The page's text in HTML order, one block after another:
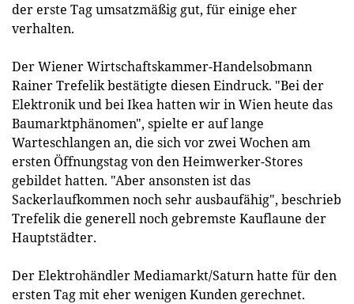
der erste Tag umsatzmäßig gut, für einige eher
verhalten.
Der Wiener Wirtschaftskammer-Handelsobmann
Rainer Trefelik bestätigte diesen Eindruck. "Bei der
Elektronik und bei Ikea hatten wir in Wien heute das
Baumarktphänomen", spielte er auf lange
Warteschlangen an, die sich vor zwei Wochen am
ersten Öffnungstag von den Heimwerker-Stores
gebildet hatten. "Aber ansonsten ist das
Sackerlaufkommen noch sehr ausbaufähig", beschrieb
Trefelik die generell noch gebremste Kauflaune der
Hauptstädter.
Der Elektrohändler Mediamarkt/Saturn hatte für den
ersten Tag mit eher wenigen Kunden gerechnet.